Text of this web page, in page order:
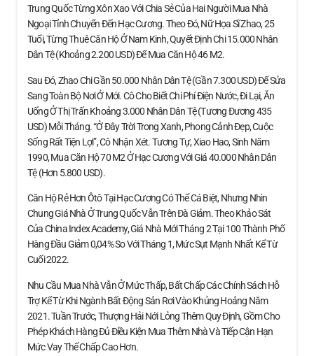
Trung Quốc Từng Xôn Xao Với Chia Sẻ Của Hai Người Mua Nhà
Ngoại Tỉnh Chuyển Đến Hạc Cương. Theo Đó, Nữ Họa Sĩ Zhao, 25
Tuổi, Từng Thuê Căn Hộ Ở Nam Kinh, Quyết Định Chi 15.000 Nhân
Dân Tệ (khoảng 2.200 USD) Để Mua Căn Hộ 46 M2.
Sau Đó, Zhao Chi Gần 50.000 Nhân Dân Tệ (gần 7.300 USD) Để Sửa
Sang Toàn Bộ Nơi Ở Mới. Cô Cho Biết Chi Phí Điện Nước, Đi Lại, Ăn
Uống Ở Thị Trấn Khoảng 3.000 Nhân Dân Tệ (tương Đương 435
USD) Mỗi Tháng. “Ở Đây Trời Trong Xanh, Phong Cảnh Đẹp, Cuộc
Sống Rất Tiện Lợi”, Cô Nhận Xét. Tương Tự, Xiao Hao, Sinh Năm
1990, Mua Căn Hộ 70 M2 Ở Hạc Cương Với Giá 40.000 Nhân Dân
Tệ (hơn 5.800 USD).
Căn Hộ Rẻ Hơn Ôtô Tại Hạc Cương Có Thể Cá Biệt, Nhưng Nhìn
Chung Giá Nhà Ở Trung Quốc Vẫn Trên Đà Giảm. Theo Khảo Sát
Của China Index Academy, Giá Nhà Mới Tháng 2 Tại 100 Thành Phố
Hàng Đầu Giảm 0,04% So Với Tháng 1, Mức Sụt Mạnh Nhất Kể Từ
Cuối 2022.
Nhu Cầu Mua Nhà Vẫn Ở Mức Thấp, Bất Chấp Các Chính Sách Hỗ
Trợ Kể Từ Khi Ngành Bất Động Sản Rơi Vào Khủng Hoảng Năm
2021. Tuần Trước, Thượng Hải Nới Lỏng Thêm Quy Định, Gồm Cho
Phép Khách Hàng Đủ Điều Kiện Mua Thêm Nhà Và Tiếp Cận Hạn
Mức Vay Thế Chấp Cao Hơn.